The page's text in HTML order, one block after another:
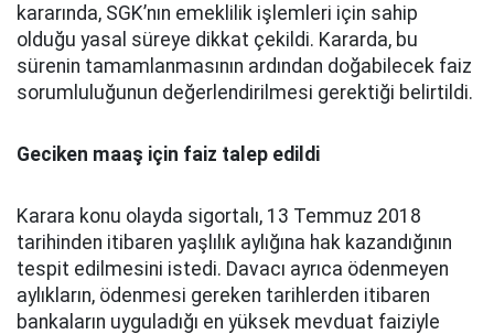
kararında, SGK’nın emeklilik işlemleri için sahip
olduğu yasal süreye dikkat çekildi. Kararda, bu
sürenin tamamlanmasının ardından doğabilecek faiz
sorumluluğunun değerlendirilmesi gerektiği belirtildi.
Geciken maaş için faiz talep edildi
Karara konu olayda sigortalı, 13 Temmuz 2018
tarihinden itibaren yaşlılık aylığına hak kazandığının
tespit edilmesini istedi. Davacı ayrıca ödenmeyen
aylıkların, ödenmesi gereken tarihlerden itibaren
bankaların uyguladığı en yüksek mevduat faiziyle